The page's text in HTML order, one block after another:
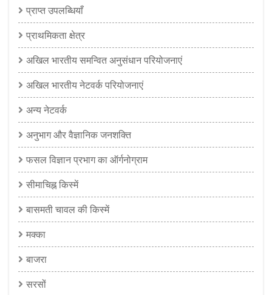
प्राप्त उपलब्धियाँ
प्राथमिकता क्षेत्र
अखिल भारतीय समन्वित अनुसंधान परियोजनाएं
अखिल भारतीय नेटवर्क परियोजनाएं
अन्य नेटवर्क
अनुभाग और वैज्ञानिक जनशक्ति
फसल विज्ञान प्रभाग का ऑर्गनोग्राम
सीमाचिह्न किस्में
बासमती चावल की किस्में
मक्का
बाजरा
सरसों